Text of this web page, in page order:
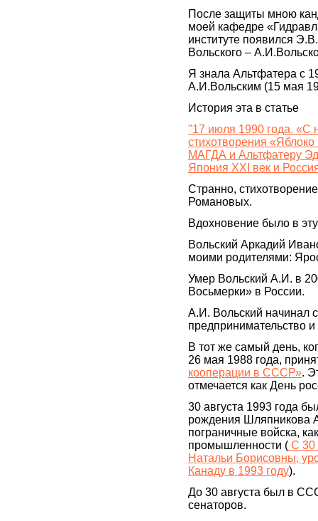
После защиты мною
моей кафедре
институте появился
Вольского –
Я знала Альтфатера с
А.И.Вольским (15 мая
История эта в статье
"17 июля 1990 года. «С
стихотворения
МАГДА и Альтфатеру
Япония XXI век и
Странно,
Романовых.
Вдохновение было в эту
Вольский Аркадий
моими родителями:
Умер Вольский А.И. в
Восьмерки» в России.
А.И. Вольский начинал
предпринимательство
В тот же самый день,
26 мая 1988 года,
кооперации в СССР».
отмечается как День
30 августа 1993 года
рождения Шляпникова
пограничные войска,
промышленности ( С 30
Натальи Борисовны,
Канаду в 1993 году).
До 30 августа был в
сенаторов.